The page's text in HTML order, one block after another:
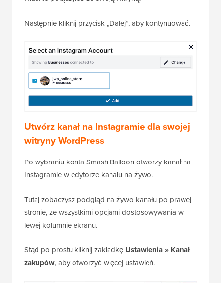
Następnie kliknij przycisk „Dalej”, aby kontynuować.
Utwórz kanał na Instagramie dla swojej
witryny WordPress
Po wybraniu konta Smash Balloon otworzy kanał na
Instagramie w edytorze kanału na żywo.
Tutaj zobaczysz podgląd na żywo kanału po prawej
stronie, ze wszystkimi opcjami dostosowywania w
lewej kolumnie ekranu.
Stąd po prostu kliknij zakładkę Ustawienia » Kanał
zakupów, aby otworzyć więcej ustawień.